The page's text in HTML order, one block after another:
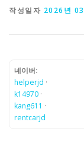
작성일자 2026년
네이버:
helperjd ·
k14970 ·
kang611 ·
rentcarjd